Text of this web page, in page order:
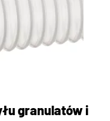
granulatów i